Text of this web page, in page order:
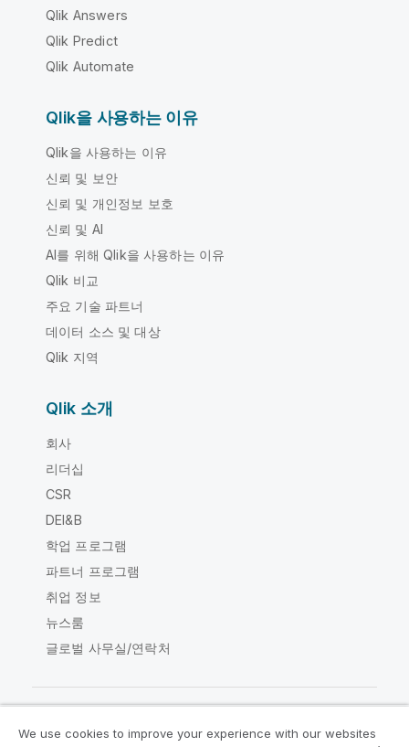
Qlik Answers
Qlik Predict
Qlik Automate
Qlik을 사용하는 이유
Qlik을 사용하는 이유
신뢰 및 보안
신뢰 및 개인정보 보호
신뢰 및 AI
AI를 위해 Qlik을 사용하는 이유
Qlik 비교
주요 기술 파트너
데이터 소스 및 대상
Qlik 지역
Qlik 소개
회사
리더십
CSR
DEI&B
학업 프로그램
파트너 프로그램
취업 정보
뉴스룸
글로벌 사무실/연락처
Qlik Community
We use cookies to improve your experience with our websites